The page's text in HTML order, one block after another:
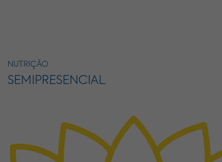
NUTRIÇÃO
SEMIPRESENCIAL